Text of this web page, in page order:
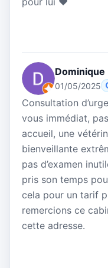
Dominique
01/05/2025
Consultation
vous immédiat,
accueil, une
bienveillante
pas d’examen
pris son temps
cela pour un tarif
remercions ce
cette adresse.